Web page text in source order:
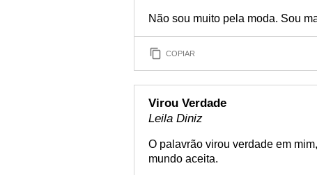
Não sou muito pela moda. Sou
COPIAR
Virou Verdade
Leila Diniz
O palavrão virou verdade em
mundo aceita.